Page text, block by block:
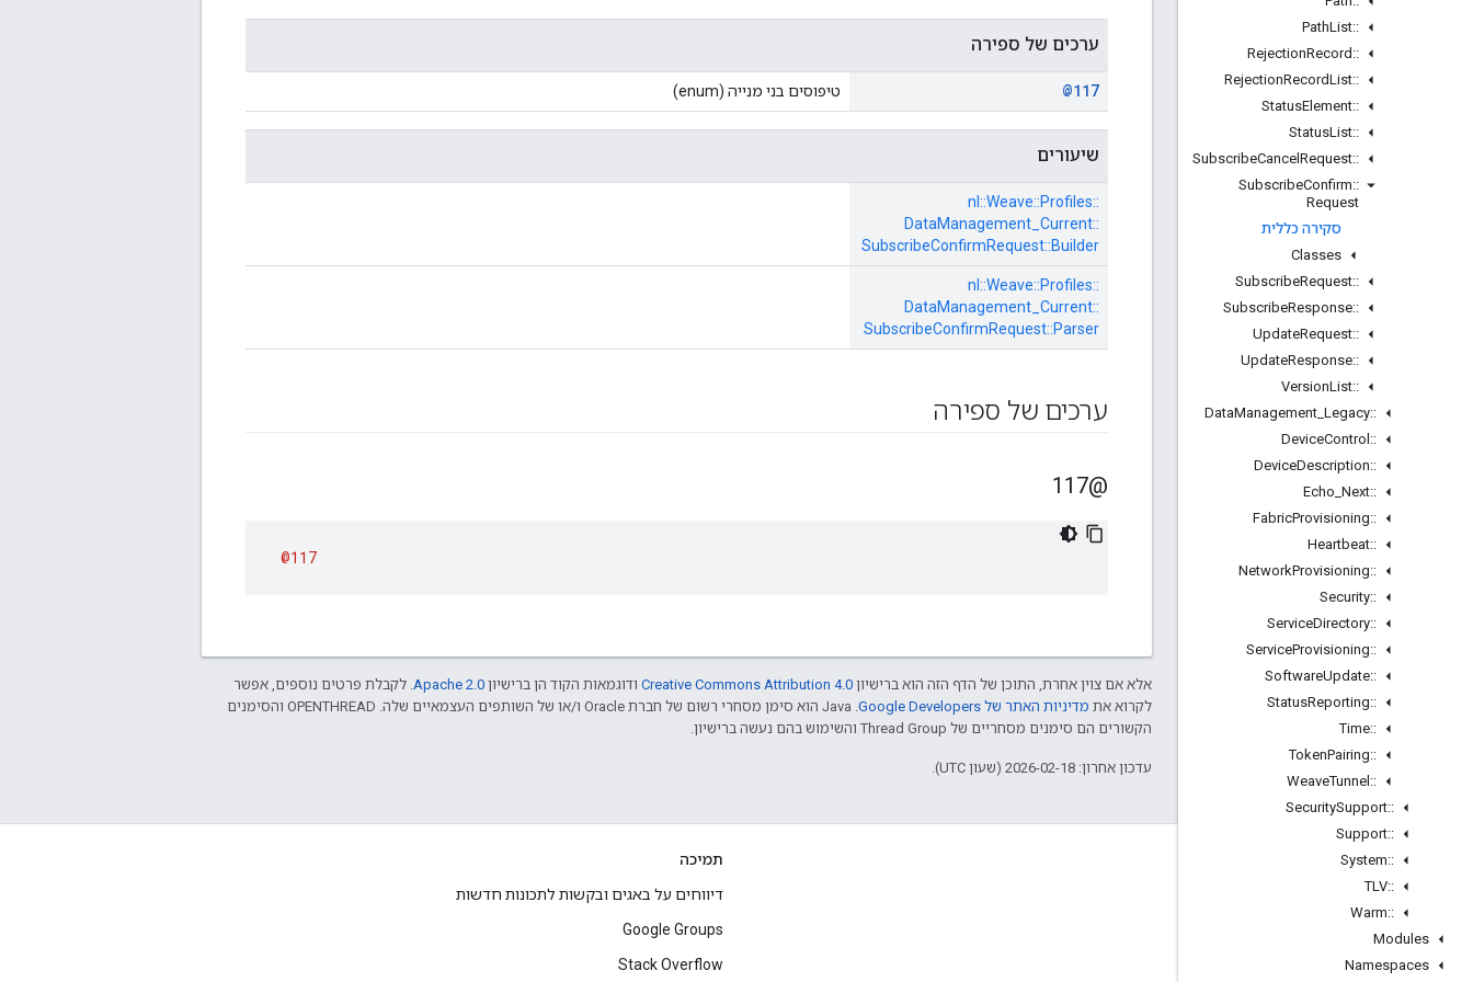
::
PathList
::
RejectionRecord
::
RejectionRecordList
::
StatusElement
::
StatusList
::
SubscribeCancel Request
::
SubscribeConfirm
Request
סקירה כללית
Classes
::
SubscribeRequest
::
SubscribeResponse
::
UpdateRequest
::
UpdateResponse
::
VersionList
::
DataManagement Legacy
::
DeviceControl
::
DeviceDescription
::
Echo Next
::
FabricProvisioning
::
Heartbeat
::
NetworkProvisioning
::
Security
::
ServiceDirectory
::
ServiceProvisioning
::
SoftwareUpdate
::
StatusReporting
::
Time
::
TokenPairing
::
WeaveTunnel
::
SecuritySupport
::
Support
::
System
::
TLV
::
Warm
Modules
Namespaces
ערכים של ספירה
@117 טיפוסים בני מנייה (enum)
שיעורים
nl::Weave::Profiles::
DataManagement_Current::
SubscribeConfirmRequest::Builder
nl::Weave::Profiles::
DataManagement_Current::
SubscribeConfirmRequest::Parser
ערכים של ספירה
@117
@117
אלא אם צוין אחרת, התוכן של הדף הזה הוא ברישיון Creative Commons Attribution 4.0‏ ודוגמאות הקוד הן ברישיון Apache 2.0‏. לקבלת פרטים נוספים, אפשר
לקרוא את מדיניות האתר של Google Developers‏
.‏ Java הוא סימן מסחרי רשום של חברת Oracle ו/או של השותפים העצמאיים שלה. ‫OPENTHREAD והסימנים
הקשורים הם סימנים מסחריים של Thread Group והשימוש בהם נעשה ברישיון.
עדכון אחרון: 2026-02-18 (שעון UTC).
GitHub
OpenWeave
Happy
OpenThread
תמיכה
דיווחים על באגים ובקשות לתכונות חדשות
Google Groups
Stack Overflow